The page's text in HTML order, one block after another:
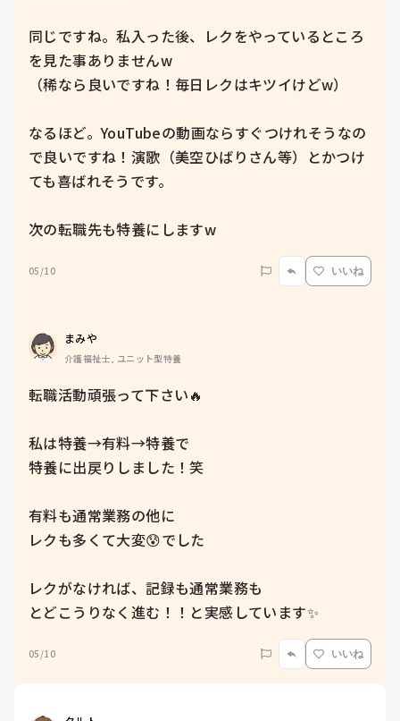
同じですね。私入った後、レクをやっているところ
を見た事ありませんw
（稀なら良いですね！毎日レクはキツイけどw）
なるほど。YouTubeの動画ならすぐつけれそうなの
で良いですね！演歌（美空ひばりさん等）とかつけ
ても喜ばれそうです。
次の転職先も特養にしますw
05/10 いいね
まみや
介護福祉士, ユニット型特養
転職活動頑張って下さい🔥
私は特養→有料→特養で
特養に出戻りしました！笑
有料も通常業務の他に
レクも多くて大変😰でした
レクがなければ、記録も通常業務も
05/10 いいね